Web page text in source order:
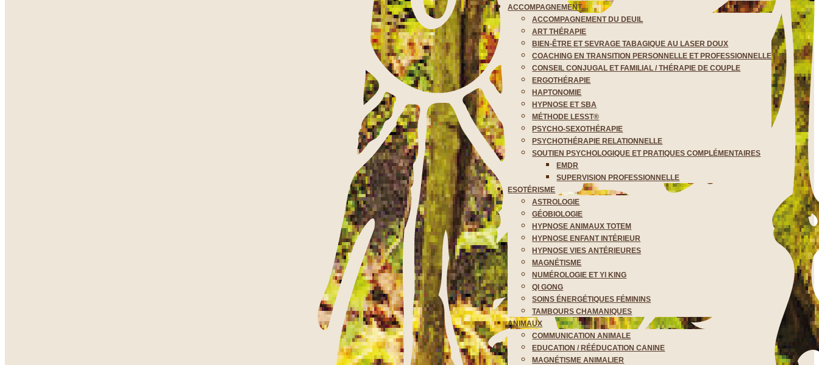
ACCOMPAGNEMENT
ACCOMPAGNEMENT DU DEUIL
ART THÉRAPIE
BIEN-ÊTRE ET SEVRAGE TABAGIQUE AU LASER DOUX
COACHING EN TRANSITION PERSONNELLE ET PROFESSIONNELLE
CONSEIL CONJUGAL ET FAMILIAL / THÉRAPIE DE COUPLE
ERGOTHÉRAPIE
HAPTONOMIE
HYPNOSE ET SBA
MÉTHODE LESST®
PSYCHO-SEXOTHÉRAPIE
PSYCHOTHÉRAPIE RELATIONNELLE
SOUTIEN PSYCHOLOGIQUE ET PRATIQUES COMPLÉMENTAIRES
EMDR
SUPERVISION PROFESSIONNELLE
ESOTÉRISME
ASTROLOGIE
GÉOBIOLOGIE
HYPNOSE ANIMAUX TOTEM
HYPNOSE ENFANT INTÉRIEUR
HYPNOSE VIES ANTÉRIEURES
MAGNÉTISME
NUMÉROLOGIE ET YI KING
QI GONG
SOINS ÉNERGÉTIQUES FÉMININS
TAMBOURS CHAMANIQUES
ANIMAUX
COMMUNICATION ANIMALE
EDUCATION / RÉÉDUCATION CANINE
MAGNÉTISME ANIMALIER